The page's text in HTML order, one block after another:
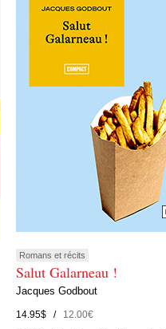
Romans et récits
Salut Galarneau !
Jacques Godbout
14.95$ /12.00€